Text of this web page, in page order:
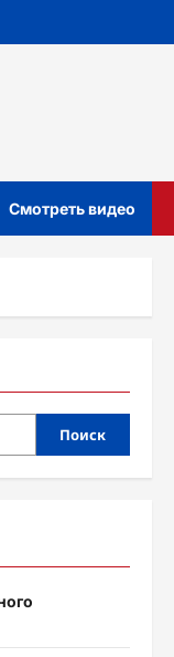
Смотреть видео
Поиск